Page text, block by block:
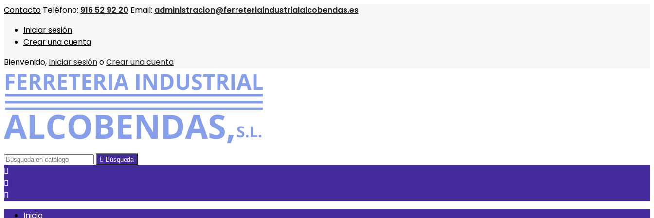
Contacto Teléfono: 916 52 92 20 Email: administracion@ferreteriaindustrialalcobendas.es
Iniciar sesión
Crear una cuenta
Bienvenido, Iniciar sesiónoCrear una cuenta
 Búsqueda



Inicio